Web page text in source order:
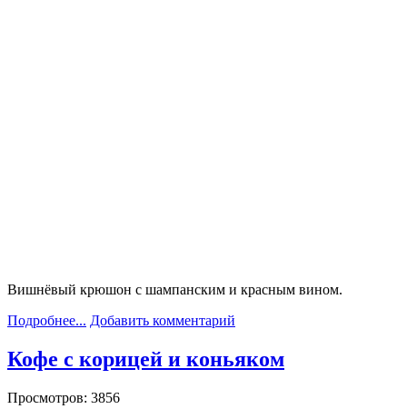
Вишнёвый крюшон с шампанским и красным вином.
Подробнее... Добавить комментарий
Кофе с корицей и коньяком
Просмотров: 3856